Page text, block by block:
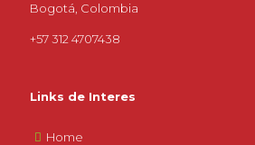
Bogotá, Colombia
+57 312 4707438
Links de Interes
Home